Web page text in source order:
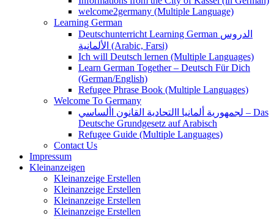
welcome2germany (Multiple Language)
Learning German
Deutschunterricht Learning German الدروس
الألمانية (Arabic, Farsi)
Ich will Deutsch lernen (Multiple Languages)
Learn German Together – Deutsch Für Dich
(German/English)
Refugee Phrase Book (Multiple Languages)
Welcome To Germany
لجمهورية ألمانيا االتحادية القانون األساسي – Das
Deutsche Grundgesetz auf Arabisch
Refugee Guide (Multiple Languages)
Contact Us
Impressum
Kleinanzeigen
Kleinanzeige Erstellen
Kleinanzeige Erstellen
Kleinanzeige Erstellen
Kleinanzeige Erstellen